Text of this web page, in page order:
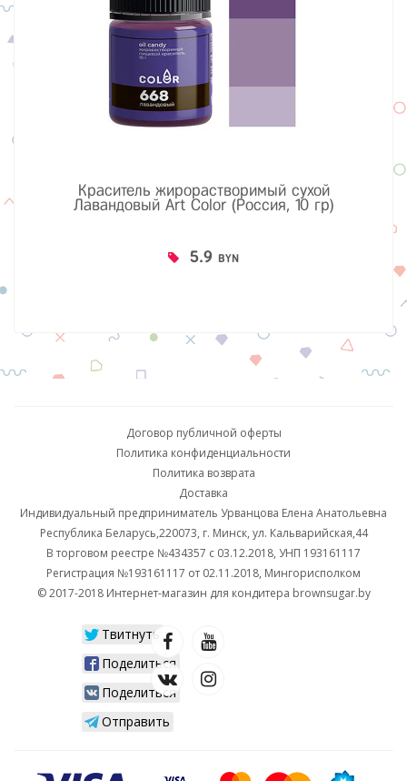
Краситель жирорастворимый сухой
Лавандовый Art Color (Россия, 10 гр)
5.9 BYN
Договор публичной оферты
Политика конфиденциальности
Политика возврата
Доставка
Индивидуальный предприниматель Урванцова Елена Анатольевна
Республика Беларусь,220073, г. Минск, ул. Кальварийская,44
В торговом реестре №434357 с 03.12.2018, УНП 193161117
Регистрация №193161117 от 02.11.2018, Мингорисполком
© 2017-2018 Интернет-магазин для кондитера brownsugar.by
Твитнуть
Поделиться
Поделиться
Отправить